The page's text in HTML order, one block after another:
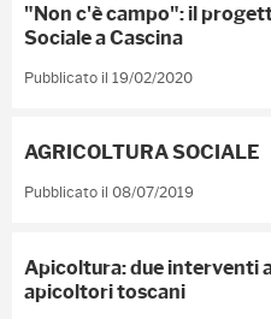
"Non c'è campo": il
Sociale a Cascina
Pubblicato il 19/02/2020
AGRICOLTURA SOCIALE
Pubblicato il 08/07/2019
Apicoltura: due interventi
apicoltori toscani